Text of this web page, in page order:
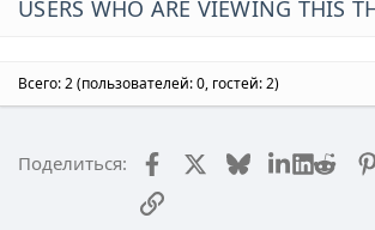
USERS WHO ARE VIEWING THIS
Всего: 2 (пользователей: 0, гостей: 2)
Поделиться: FacebookX (Twitter)
Bluesky
Ссылка